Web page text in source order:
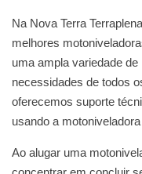
Na Nova Terra
melhores
uma ampla variedade
necessidades de todos
oferecemos suporte
usando a
Ao alugar uma